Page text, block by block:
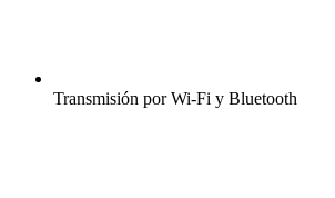
Transmisión por Wi-Fi y Bluetooth